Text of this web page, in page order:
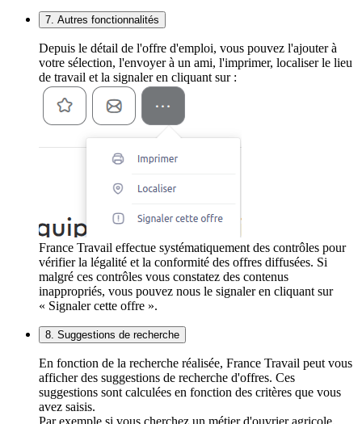
7. Autres fonctionnalités
Depuis le détail de l'offre d'emploi, vous pouvez l'ajouter à
votre sélection, l'envoyer à un ami, l'imprimer, localiser le lieu
de travail et la signaler en cliquant sur :
France Travail effectue systématiquement des contrôles pour
vérifier la légalité et la conformité des offres diffusées. Si
malgré ces contrôles vous constatez des contenus
inappropriés, vous pouvez nous le signaler en cliquant sur
« Signaler cette offre ».
8. Suggestions de recherche
En fonction de la recherche réalisée, France Travail peut vous
afficher des suggestions de recherche d'offres. Ces
suggestions sont calculées en fonction des critères que vous
avez saisis.
Par exemple si vous cherchez un métier d'ouvrier agricole,